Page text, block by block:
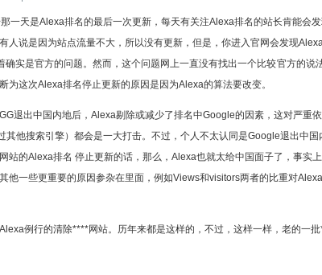
一天是Alexa排名的最后一次更新，每天有关注Alexa排名的站长肯能会
人说是因为站点流量不大，所以没有更新，但是，你进入官网会发现
确实是官方的问题。然而，这个问题网上一直没有找出一个比较官方的说
为这次Alexa排名停止更新的原因是因为Alexa的算法要改变。
退出中国内地后，Alexa剔除或减少了排名中Google的因素，这对严重
其他搜索引擎）都会是一大打击。不过，个人不太认同是Google退出中
站的Alexa排名 停止更新的话，那么，Alexa也就太给中国面子了，事实
他一些更重要的原因参杂在里面，例如Views和visitors两者的比重对
例行的清除****网站。历年来都是这样的，不过，这样一样，老的一